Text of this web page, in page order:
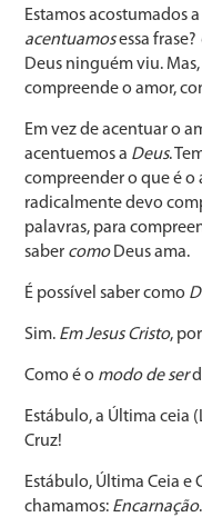
Estamos acostumados
acentuamosessa frase?
Deus ninguém viu.
compreende o amor,
Em vez de acentuar o
acentuemos a Deus.
compreender o que é
radicalmente devo
palavras, para
saber como Deus ama.
É possível saber como
Sim. Em Jesus Cristo,
Como é o modo de ser
Estábulo, a Última ceia
Cruz!
Estábulo, Última Ceia e
chamamos: Encarnação